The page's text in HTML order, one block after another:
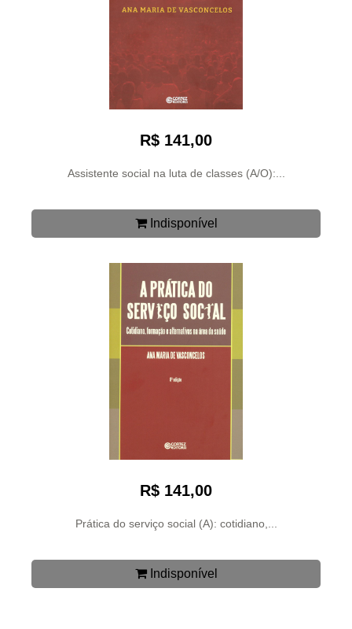
R$ 141,00
Assistente social na luta de classes (A/O):...
Indisponível
R$ 141,00
Prática do serviço social (A): cotidiano,...
Indisponível